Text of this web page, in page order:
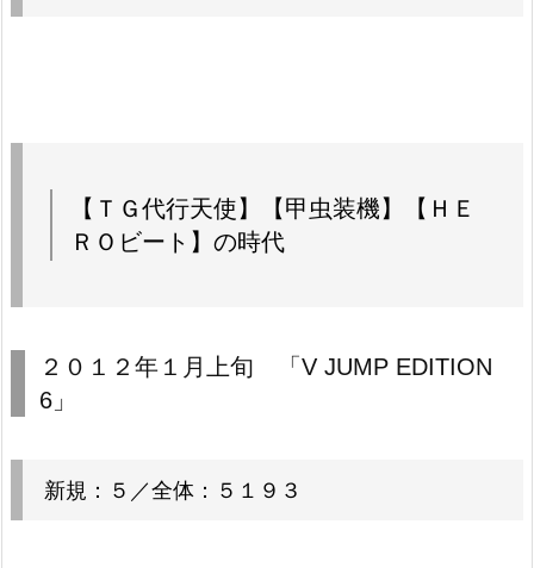
【ＴＧ代行天使】【甲虫装機】【ＨＥ
ＲＯビート】の時代
２０１２年１月上旬 「V JUMP EDITION
6」
新規：５／全体：５１９３